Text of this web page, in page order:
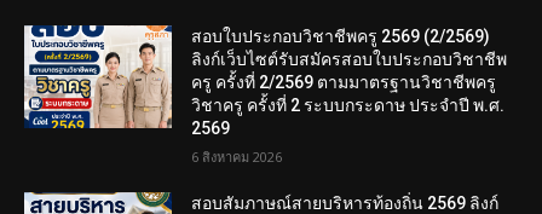
สอบใบประกอบวิชาชีพครู 2569 (2/2569)
ลิงก์เว็บไซต์รับสมัครสอบใบประกอบวิชาชีพ
ครู ครั้งที่ 2/2569 ตามมาตรฐานวิชาชีพครู
วิชาครู ครั้งที่ 2 ระบบกระดาษ ประจำปี พ.ศ.
2569
6 สิงหาคม 2026
สอบสัมภาษณ์สายบริหารท้องถิ่น 2569 ลิงก์